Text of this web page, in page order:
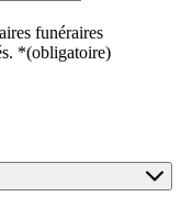
funéraires
*(obligatoire)